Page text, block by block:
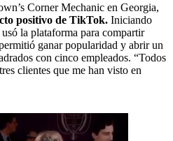
Corner Mechanic en Georgia,
positivo de TikTok. Iniciando
la plataforma para compartir
ganar popularidad y abrir un
con cinco empleados. “Todos
clientes que me han visto en